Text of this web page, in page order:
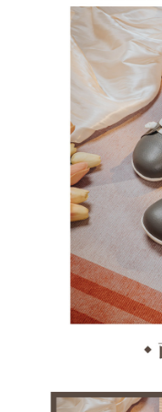
請求用戶進行身份認證。
５．嚴禁一人註冊多個帳號
恩沛科技股份有限公司將有